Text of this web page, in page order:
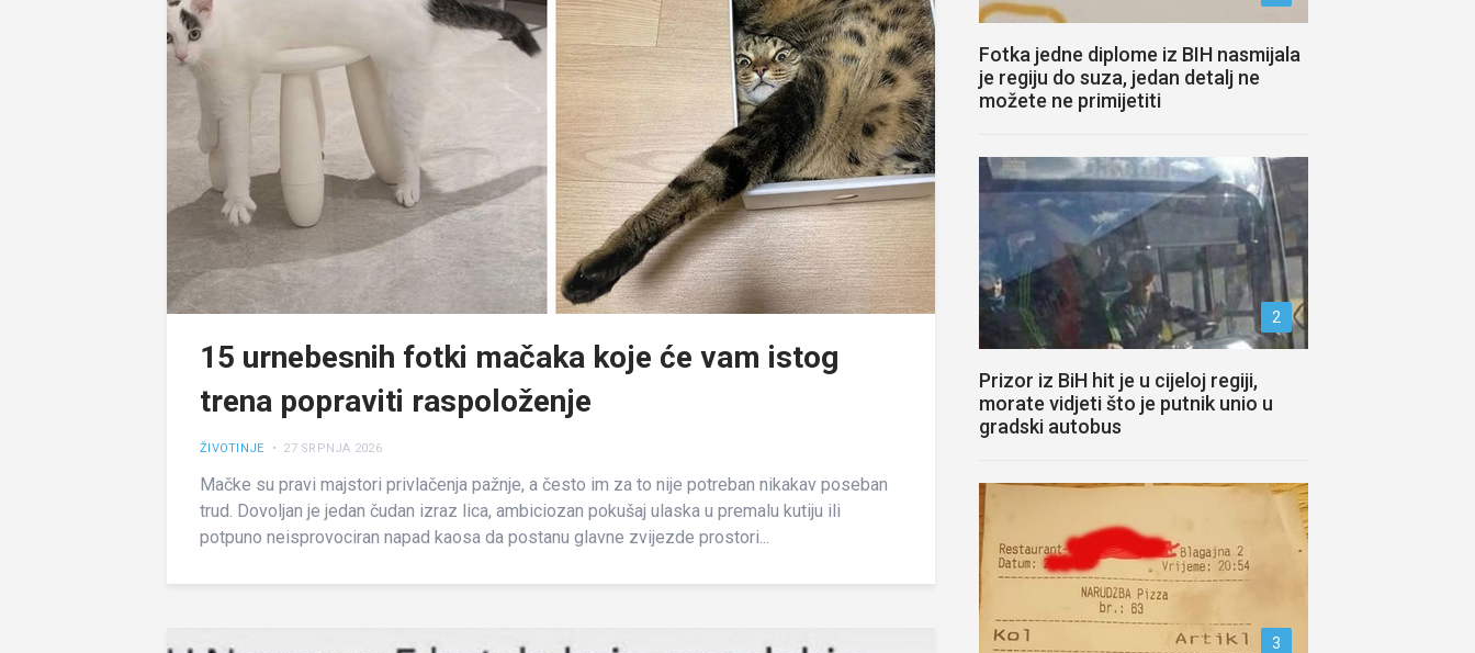
15 urnebesnih fotki mačaka koje će vam istog
trena popraviti raspoloženje
ŽIVOTINJE • 27 SRPNJA 2026
Mačke su pravi majstori privlačenja pažnje, a često im za to nije potreban nikakav poseban
trud. Dovoljan je jedan čudan izraz lica, ambiciozan pokušaj ulaska u premalu kutiju ili
potpuno neisprovociran napad kaosa da postanu glavne zvijezde prostori...
Fotka jedne diplome iz BIH nasmijala
je regiju do suza, jedan detalj ne
možete ne primijetiti
2
Prizor iz BiH hit je u cijeloj regiji,
morate vidjeti što je putnik unio u
gradski autobus
3